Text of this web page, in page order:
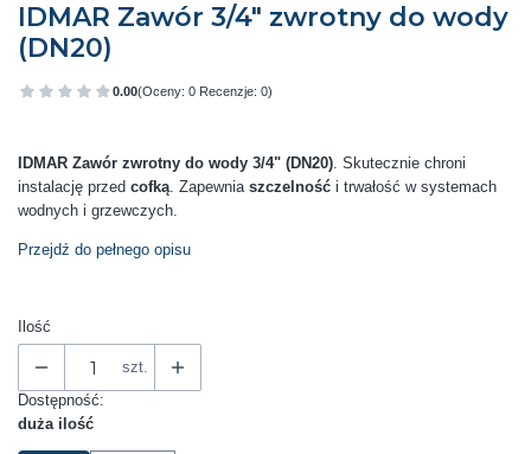
IDMAR Zawór 3/4" zwrotny do wody
(DN20)
0.00(Oceny: 0 Recenzje: 0)
Przejdź do sekcji Opinie
IDMAR Zawór zwrotny do wody 3/4" (DN20). Skutecznie chroni
instalację przed cofką. Zapewnia szczelność i trwałość w systemach
wodnych i grzewczych.
Przejdź do pełnego opisu
Ilość
szt.
Dostępność:
duża ilość